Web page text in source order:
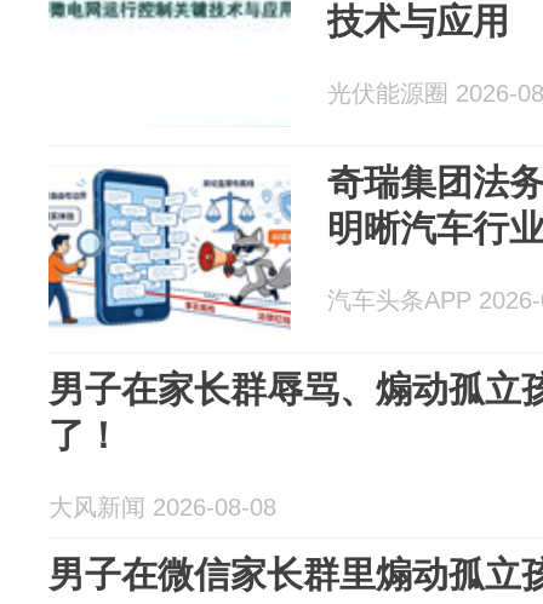
技术与应用
光伏能源圈 2026-
奇瑞集团法
明晰汽车行
汽车头条APP
男子在家长群辱骂、煽动孤立
了！
大风新闻 2026-08-08
男子在微信家长群里煽动孤立